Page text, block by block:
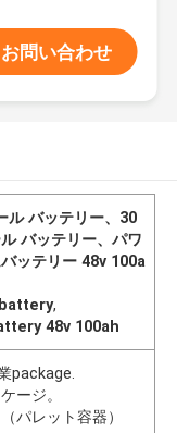
お問い合わせ
ル バッテリー、30
バッテリー、パワ
ッテリー 48v 100a
,
48v 100ah
package.
ージ。
パレット容器）